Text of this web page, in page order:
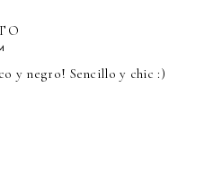
y negro! Sencillo y chic :)